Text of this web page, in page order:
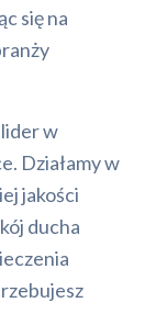
się na
w
Działamy w
jakości
ducha